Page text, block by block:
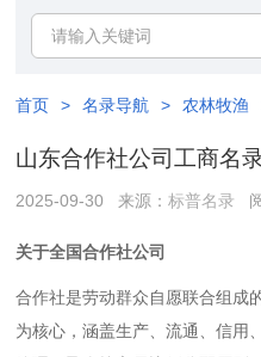
首页 > 名录导航 > 农林牧渔
山东合作社公司工商名
2025-09-30 来源：标普名录
关于全国合作社公司
合作社是劳动群众自愿联合组成
为核心，涵盖生产、流通、信用